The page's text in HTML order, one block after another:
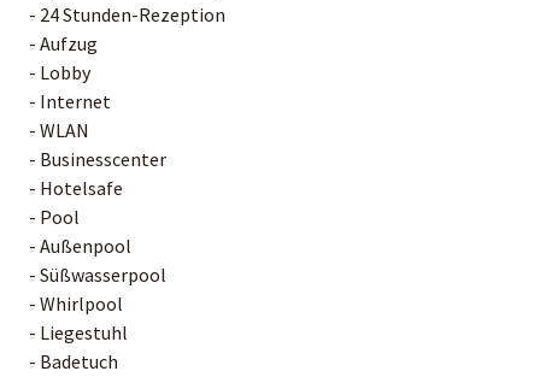
- 24 Stunden-Rezeption
- Aufzug
- Lobby
- Internet
- WLAN
- Businesscenter
- Hotelsafe
- Pool
- Außenpool
- Süßwasserpool
- Whirlpool
- Liegestuhl
- Badetuch